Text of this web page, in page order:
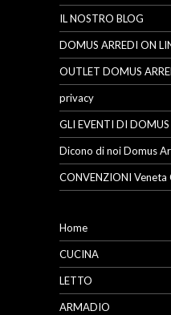
IL NOSTRO BLOG
DOMUS ARREDI ON
OUTLET DOMUS
privacy
GLI EVENTI DI DOMUS
Dicono di noi Domus
CONVENZIONI Veneta
Home
CUCINA
LETTO
ARMADIO